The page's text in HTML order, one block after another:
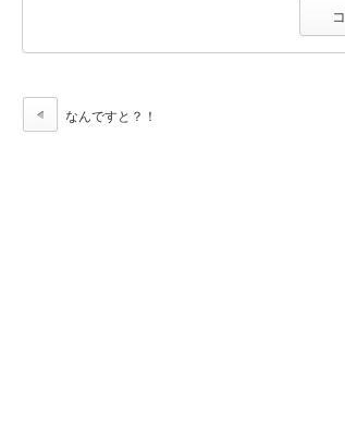
なんですと？！